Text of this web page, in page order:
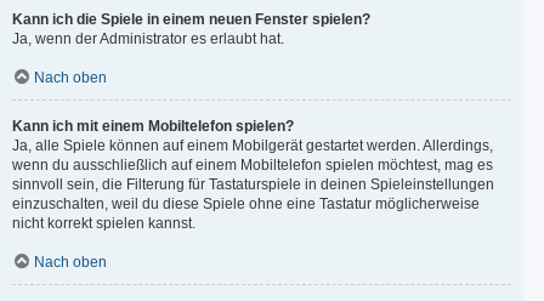
Kann ich die Spiele in einem neuen Fenster spielen?
Ja, wenn der Administrator es erlaubt hat.
Nach oben
Kann ich mit einem Mobiltelefon spielen?
Ja, alle Spiele können auf einem Mobilgerät gestartet werden. Allerdings,
wenn du ausschließlich auf einem Mobiltelefon spielen möchtest, mag es
sinnvoll sein, die Filterung für Tastaturspiele in deinen Spieleinstellungen
einzuschalten, weil du diese Spiele ohne eine Tastatur möglicherweise
nicht korrekt spielen kannst.
Nach oben